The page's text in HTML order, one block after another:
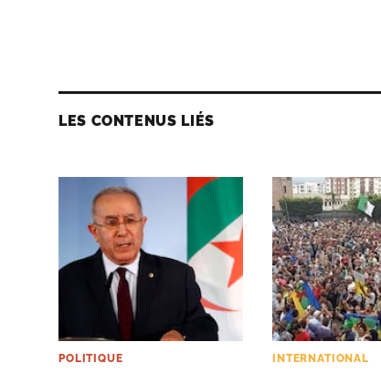
LES CONTENUS LIÉS
POLITIQUE INTERNATIONAL